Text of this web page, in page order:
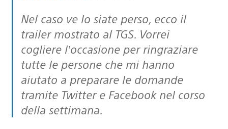
Nel caso ve lo siate perso, ecco il
trailer mostrato al TGS. Vorrei
cogliere l’occasione per ringraziare
tutte le persone che mi hanno
aiutato a preparare le domande
tramite Twitter e Facebook nel corso
della settimana.